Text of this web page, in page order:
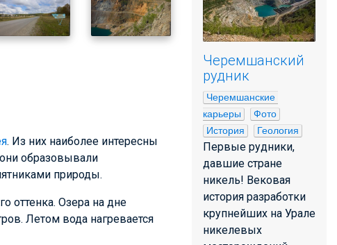
. Из них наиболее интересны
образовывали
природы.
оттенка. Озера на дне
Летом вода нагревается
Черемшанский
рудник
Черемшанские
карьеры
Фото
История
Геология
Первые рудники,
давшие стране
никель! Вековая
история разработки
крупнейших на Урале
никелевых